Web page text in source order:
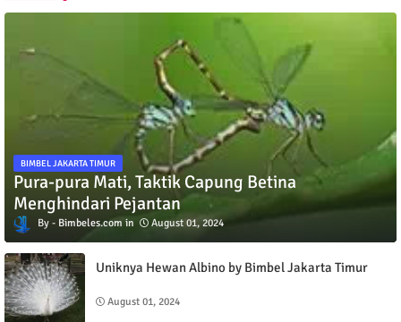
BIMBEL JAKARTA TIMUR
Pura-pura Mati, Taktik Capung Betina
Menghindari Pejantan
Bimbeles.com August 01, 2024
Uniknya Hewan Albino by Bimbel Jakarta Timur
August 01, 2024